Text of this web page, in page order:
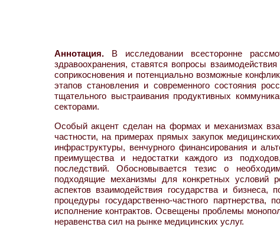
Аннотация. В исследовании всесторонне
здравоохранения, ставятся вопросы
соприкосновения и потенциально возможные
этапов становления и современного состояния
тщательного выстраивания продуктивных
секторами.
Особый акцент сделан на формах и механизмах
частности, на примерах прямых закупок
инфраструктуры, венчурного финансирования и
преимущества и недостатки каждого из
последствий. Обосновывается тезис о
подходящие механизмы для конкретных условий
аспектов взаимодействия государства и бизнеса,
процедуры государственно-частного партнерства,
исполнение контрактов. Освещены проблемы
неравенства сил на рынке медицинских услуг.